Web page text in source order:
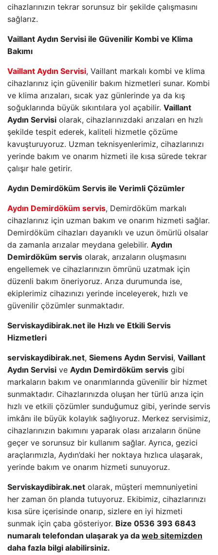
cihazlarınızın tekrar sorunsuz bir şekilde çalışmasını
sağlarız.
Vaillant Aydın Servisi ile Güvenilir Kombi ve Klima
Bakımı
Vaillant Aydın Servisi, Vaillant markalı kombi ve klima
cihazlarınız için güvenilir bakım hizmetleri sunar. Kombi
ve klima arızaları, sıcak yaz günlerinde ya da kış
soğuklarında büyük sıkıntılara yol açabilir. Vaillant
Aydın Servisi olarak, cihazlarınızdaki arızaları en hızlı
şekilde tespit ederek, kaliteli hizmetle çözüme
kavuşturuyoruz. Uzman teknisyenlerimiz, cihazlarınızı
yerinde bakım ve onarım hizmeti ile kısa sürede tekrar
çalışır hale getirir.
Aydın Demirdöküm Servis ile Verimli Çözümler
Aydın Demirdöküm servis, Demirdöküm markalı
cihazlarınız için uzman bakım ve onarım hizmeti sağlar.
Demirdöküm cihazları dayanıklı ve uzun ömürlü olsalar
da zamanla arızalar meydana gelebilir. Aydın
Demirdöküm servis olarak, arızaların oluşmasını
engellemek ve cihazlarınızın ömrünü uzatmak için
düzenli bakım öneriyoruz. Arıza durumunda ise,
ekiplerimiz cihazınızı yerinde inceleyerek, hızlı ve
güvenilir çözümler sunmaktadır.
Serviskaydibirak.net ile Hızlı ve Etkili Servis
Hizmetleri
serviskaydibirak.net, Siemens Aydın Servisi, Vaillant
Aydın Servisi ve Aydın Demirdöküm servis gibi
markaların bakım ve onarımlarında güvenilir bir hizmet
sunmaktadır. Cihazlarınızda oluşan her türlü arıza için
hızlı ve etkili çözümler sunduğumuz gibi, yerinde servis
imkânı ile büyük kolaylık sağlıyoruz. Merkez servisimiz,
cihazlarınızın bakımını yaparak olası arızaların önüne
geçer ve sorunsuz bir kullanım sağlar. Ayrıca, gezici
araçlarımızla, Aydın’daki her noktaya hızlıca ulaşarak,
yerinde bakım ve onarım hizmeti sunuyoruz.
Serviskaydibirak.net olarak, müşteri memnuniyetini
her zaman ön planda tutuyoruz. Ekibimiz, cihazlarınızı
kısa süre içerisinde onarıp, sizlere en iyi hizmeti
sunmak için çaba gösteriyor. Bize 0536 393 6843
numaralı telefondan ulaşarak ya da web sitemizden
daha fazla bilgi alabilirsiniz.